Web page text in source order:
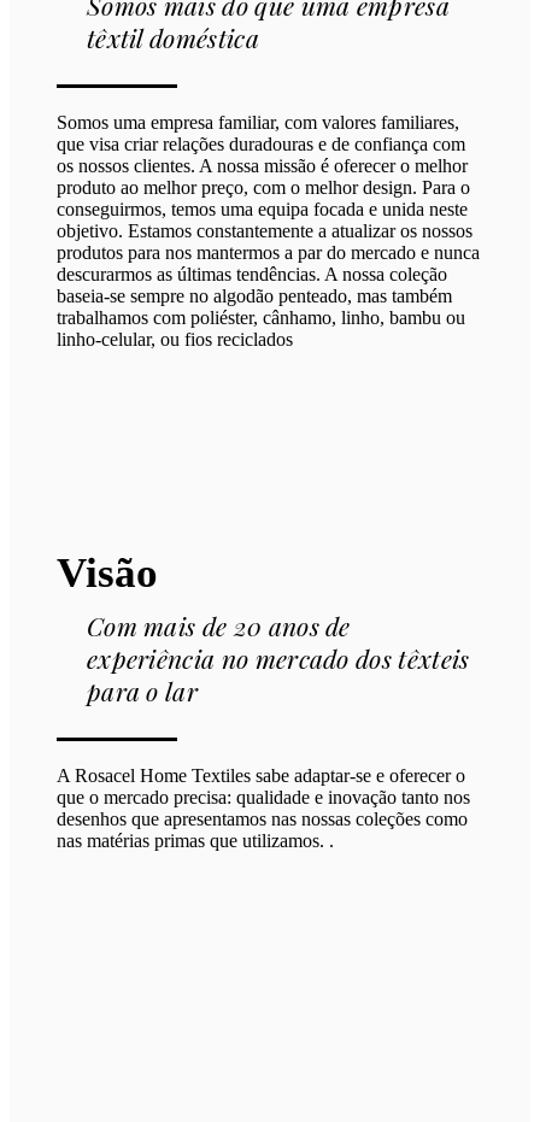
têxtil doméstica
Somos uma empresa familiar, com valores familiares,
que visa criar relações duradouras e de confiança com
os nossos clientes. A nossa missão é oferecer o melhor
produto ao melhor preço, com o melhor design. Para o
conseguirmos, temos uma equipa focada e unida neste
objetivo. Estamos constantemente a atualizar os nossos
produtos para nos mantermos a par do mercado e nunca
descurarmos as últimas tendências. A nossa coleção
baseia-se sempre no algodão penteado, mas também
trabalhamos com poliéster, cânhamo, linho, bambu ou
linho-celular, ou fios reciclados
Visão
Com mais de 20 anos de
experiência no mercado dos têxteis
para o lar
A Rosacel Home Textiles sabe adaptar-se e oferecer o
que o mercado precisa: qualidade e inovação tanto nos
desenhos que apresentamos nas nossas coleções como
nas matérias primas que utilizamos. .